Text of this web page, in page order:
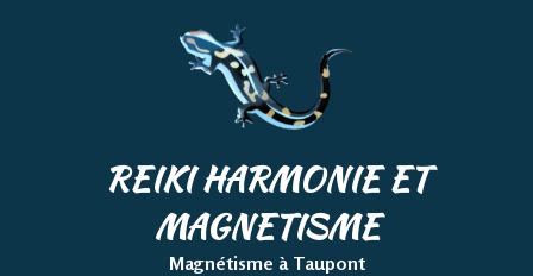
REIKI HARMONIE ET
MAGNETISME
Magnétisme à Taupont